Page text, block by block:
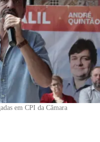
em CPI da Câmara